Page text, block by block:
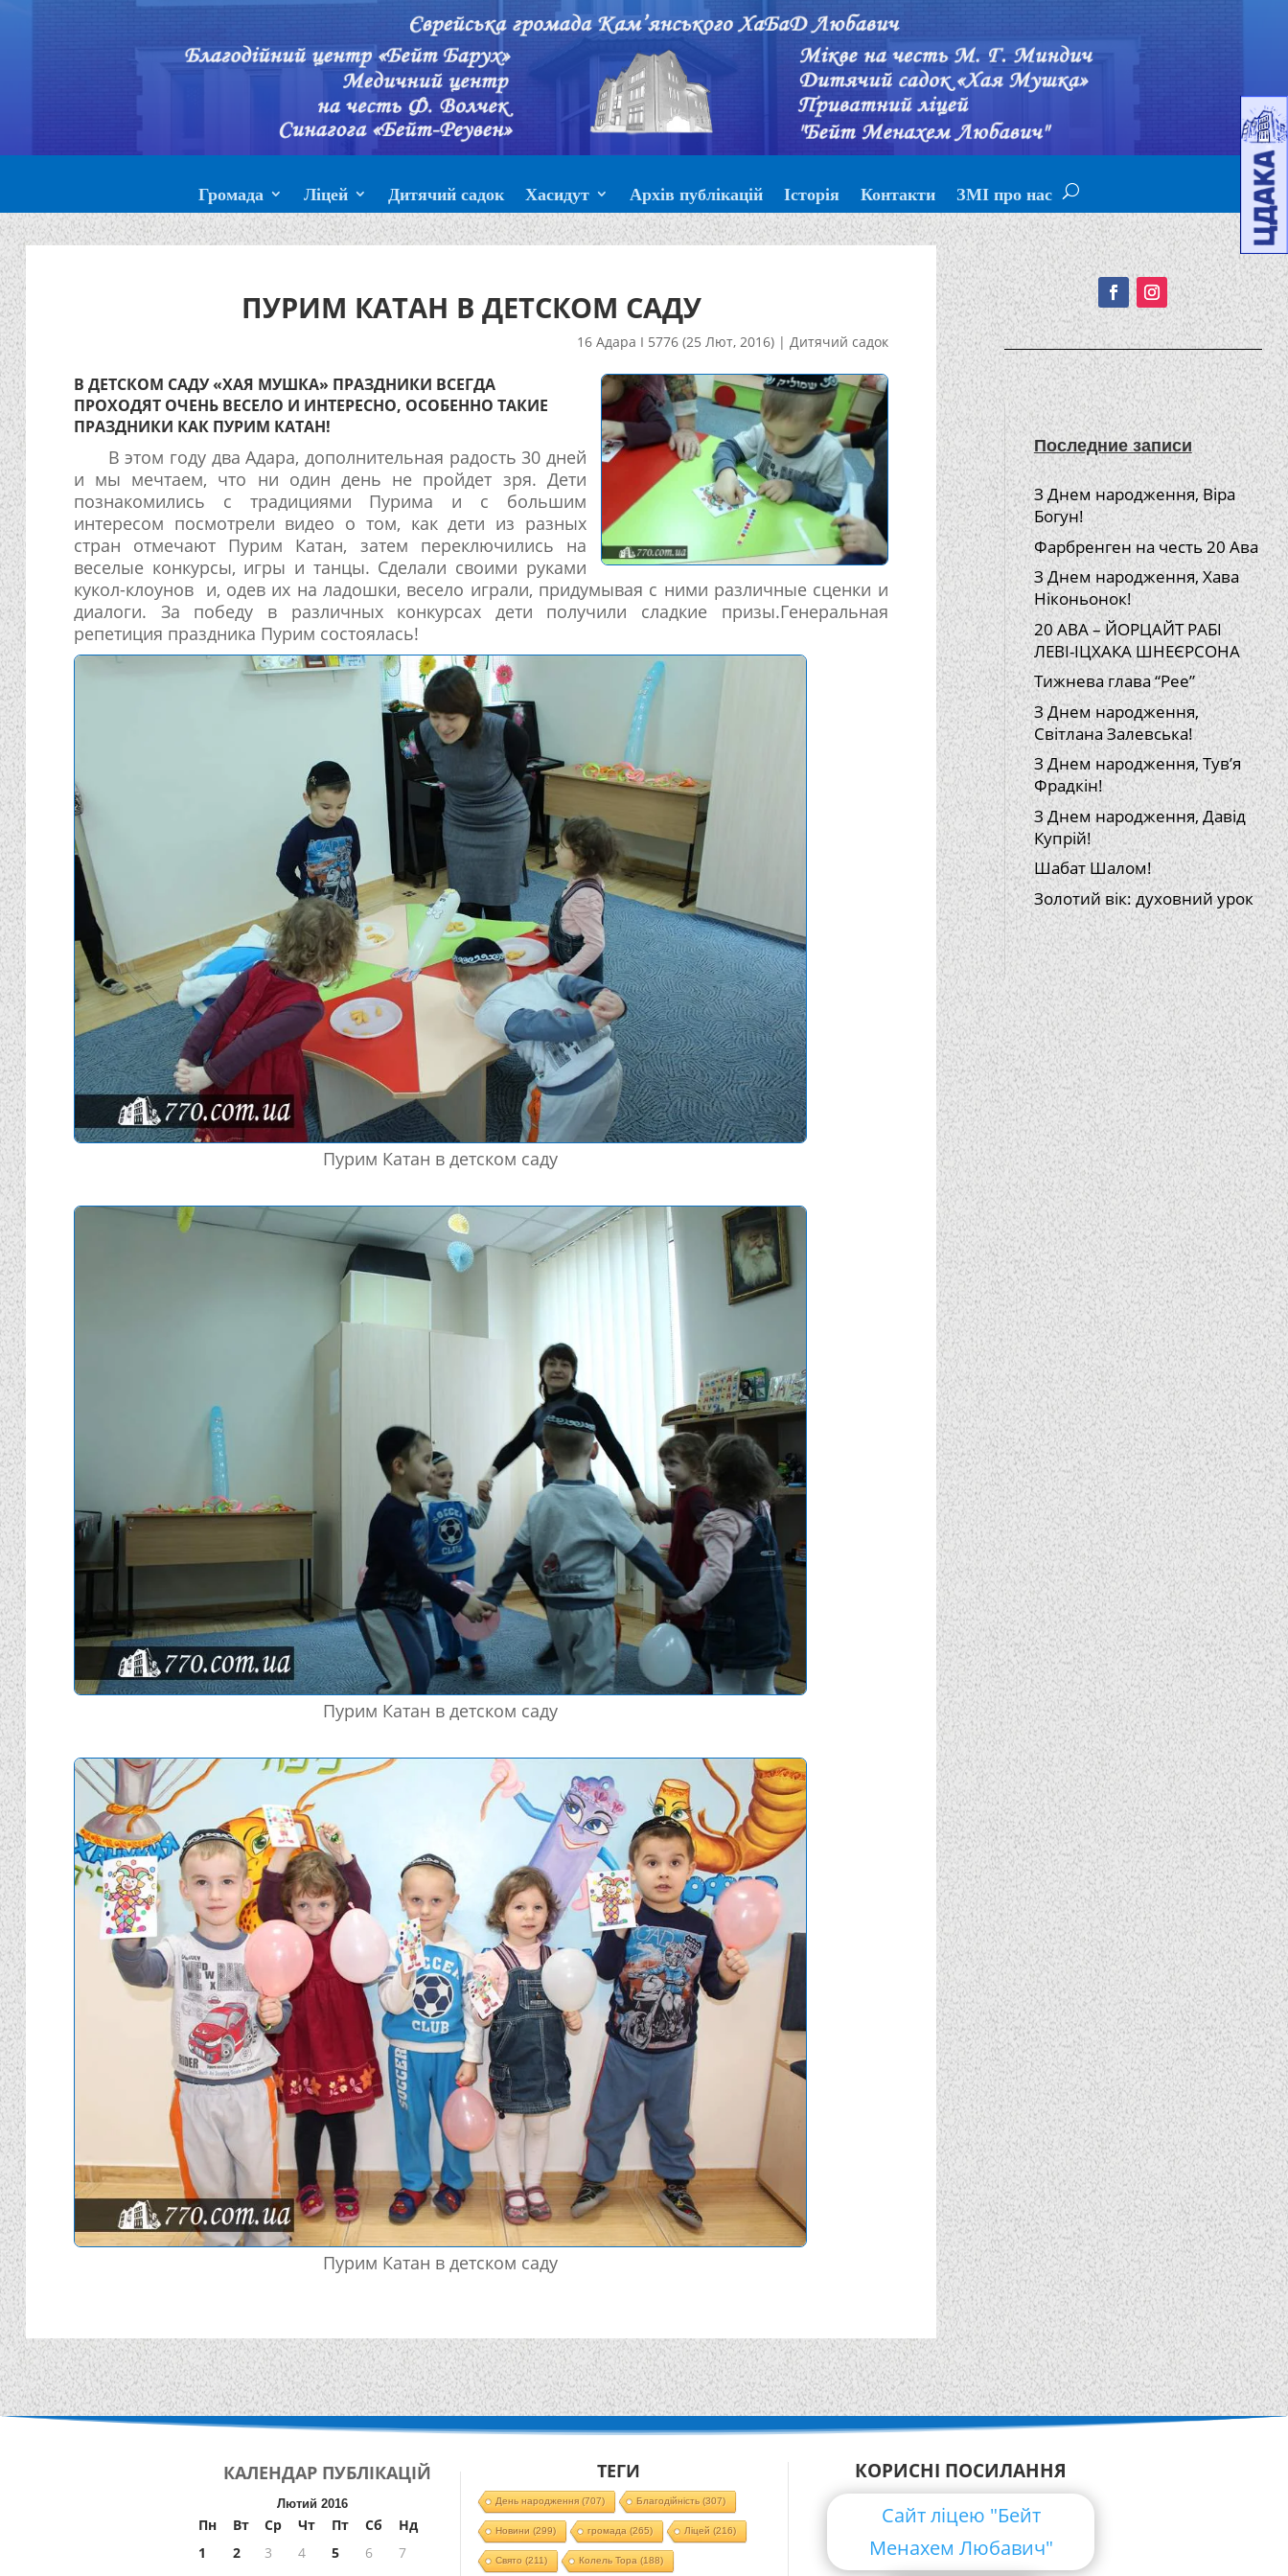
Громада Ліцей Дитячий садок Хасидут Архів публікацій Історія Контакти ЗМІ про нас
ПУРИМ КАТАН В ДЕТСКОМ САДУ
16 Адара I 5776 (25 Лют, 2016)| Дитячий садок
В ДЕТСКОМ САДУ «ХАЯ МУШКА» ПРАЗДНИКИ ВСЕГДА
ПРОХОДЯТ ОЧЕНЬ ВЕСЕЛО И ИНТЕРЕСНО, ОСОБЕННО ТАКИЕ
ПРАЗДНИКИ КАК ПУРИМ КАТАН!
В этом году два Адара, дополнительная радость 30 дней
и мы мечтаем, что ни один день не пройдет зря. Дети
познакомились с традициями Пурима и с большим
интересом посмотрели видео о том, как дети из разных
стран отмечают Пурим Катан, затем переключились на
веселые конкурсы, игры и танцы. Сделали своими руками
кукол-клоунов и, одев их на ладошки, весело играли, придумывая с ними различные сценки и
диалоги. За победу в различных конкурсах дети получили сладкие призы.Генеральная
репетиция праздника Пурим состоялась!
Пурим Катан в детском саду
Пурим Катан в детском саду
Пурим Катан в детском саду
Подписывайтесь!
Последние записи
З Днем народження, Віра
Богун!
Фарбренген на честь 20 Ава
З Днем народження, Хава
Ніконьонок!
20 АВА – ЙОРЦАЙТ РАБІ
ЛЕВІ-ІЦХАКА ШНЕЄРСОНА
Тижнева глава “Рее”
З Днем народження,
Світлана Залевська!
З Днем народження, Тув’я
Фрадкін!
З Днем народження, Давід
Купрій!
Шабат Шалом!
Золотий вік: духовний урок
КАЛЕНДАР ПУБЛІКАЦІЙ
Лютий 2016
Пн Вт Ср Чт Пт Сб
Нд
1
2 3 4 5 6
7
ТЕГИ
День народження(707) Благодійність (307)
Новини (299) громада (265) Ліцей (216)
Свято (211) Колель Тора (188)
КОРИСНІ ПОСИЛАННЯ
Сайт ліцею "Бейт
Менахем Любавич"